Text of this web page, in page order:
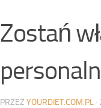
Zostań
PRZEZ YOURDIET.COM.PL ·